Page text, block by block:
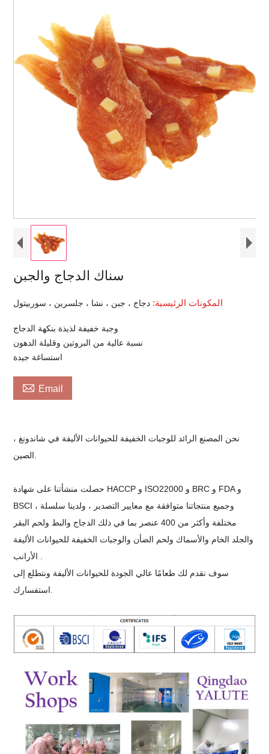
سناك الدجاج والجبن
المكونات الرئيسية: دجاج ، جبن ، نشا ، جلسرين ، سوربيتول
وجبة خفيفة لذيذة بنكهة الدجاج
نسبة عالية من البروتين وقليلة الدهون
استساغة جيدة
 Email
نحن المصنع الرائد للوجبات الخفيفة للحيوانات الأليفة في شاندونغ ،
حصلت منشأتنا على شهادة HACCP و ISO22000 و BRC و FDA و
BSCI ، وجميع منتجاتنا متوافقة مع معايير التصدير ، ولدينا سلسلة
مختلفة وأكثر من 400 عنصر بما في ذلك الدجاج والبط ولحم البقر
والجلد الخام والأسماك ولحم الضأن والوجبات الخفيفة للحيوانات الأليفة
سوف نقدم لك طعامًا عالي الجودة للحيوانات الأليفة ونتطلع إلى